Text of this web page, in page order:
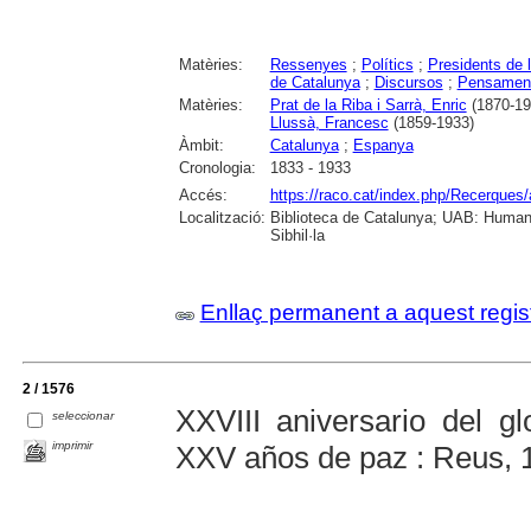
Matèries: Ressenyes ; Polítics ; Presidents de
de Catalunya; Discursos ;
Matèries:
Prat de la Riba i Sarrà, Enric (1870-
Llussà, Francesc (1859-1933)
Àmbit:
Catalunya; Espanya
Cronologia:
1833 - 1933
Accés:
https://raco.cat/index.php/
Localització: Biblioteca de Catalunya; UAB:
Sibhil·la
Enllaç permanent a aquest
2 / 1576
seleccionar
imprimir
XXVIII aniversario del
XXV años de paz : Reus,